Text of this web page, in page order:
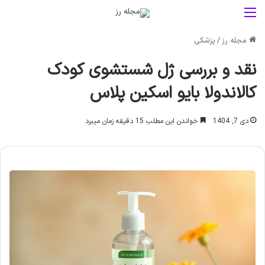
مجله رز/ پزشکی
نقد و بررسی ژل شستشوی کودک
کالاندولا بایو اسکین پلاس
دی 7, 1404 خواندن این مطلب 15 دقیقه زمان میبرد